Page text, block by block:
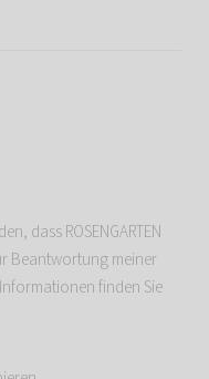
dass ROSENGARTEN
Beantwortung meiner
finden Sie